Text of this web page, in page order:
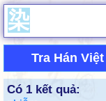
Tra Hán Việt
Có 1 kết quả: